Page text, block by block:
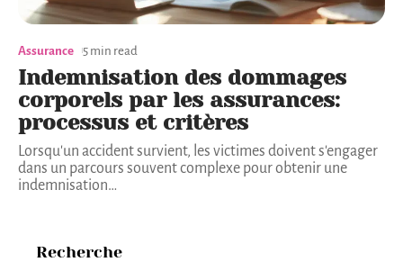
Assurance 5 min read
Indemnisation des dommages
corporels par les assurances:
processus et critères
Lorsqu'un accident survient, les victimes doivent s'engager
dans un parcours souvent complexe pour obtenir une
indemnisation…
Recherche